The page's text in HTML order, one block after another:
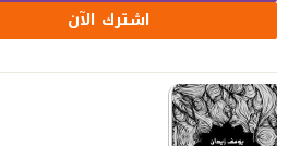
اشترك الآن